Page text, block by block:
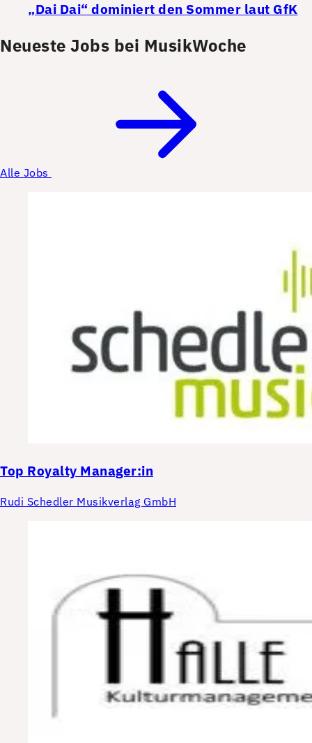
„Dai Dai“ dominiert den Sommer laut GfK
Neueste Jobs bei MusikWoche
Alle Jobs
Top Royalty Manager:in
Rudi Schedler Musikverlag GmbH